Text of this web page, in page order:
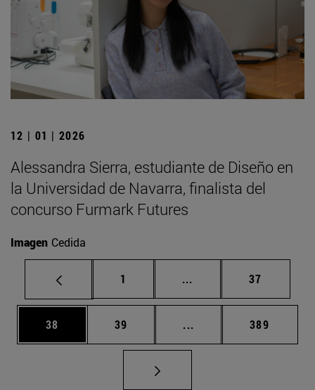
12 | 01 | 2026
Alessandra Sierra, estudiante de Diseño en
la Universidad de Navarra, finalista del
concurso Furmark Futures
Imagen Cedida
Página
1 ... Páginas intermedias
Página
37
Página
38 Página
39 ... Páginas intermedias
Página
389